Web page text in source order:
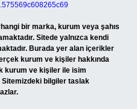
bir marka, kurum veya şahıs
Sitede yalnızca kendi
Burada yer alan içerikler
kurum ve kişiler hakkında
kurum ve kişiler ile isim
bilgiler taslak